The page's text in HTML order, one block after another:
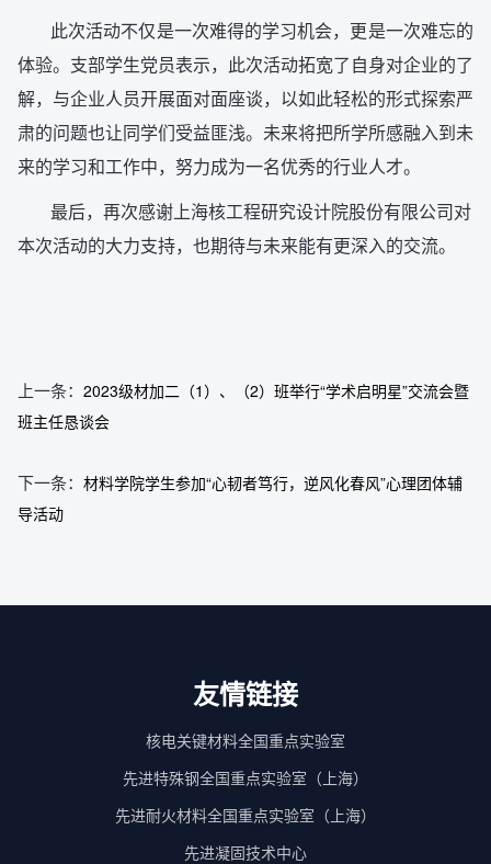
此次活动不仅是一次难得的学习机会，更是一次难忘的
体验。支部学生党员表示，此次活动拓宽了自身对企业的了
解，与企业人员开展面对面座谈，以如此轻松的形式探索严
肃的问题也让同学们受益匪浅。未来将把所学所感融入到未
来的学习和工作中，努力成为一名优秀的行业人才。
最后，再次感谢上海核工程研究设计院股份有限公司对
本次活动的大力支持，也期待与未来能有更深入的交流。
上一条： 2023级材加二（1）、（2）班举行“学术启明星”交流会暨
班主任恳谈会
下一条： 材料学院学生参加“心韧者笃行，逆风化春风”心理团体辅
导活动
友情链接
核电关键材料全国重点实验室
先进特殊钢全国重点实验室（上海）
先进耐火材料全国重点实验室（上海）
先进凝固技术中心